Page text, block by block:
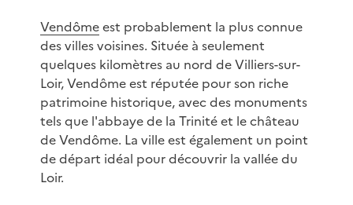
Vendômeest probablement la plus connue
des villes voisines. Située à seulement
quelques kilomètres au nord de Villiers-sur-
Loir, Vendôme est réputée pour son riche
patrimoine historique, avec des monuments
tels que l'abbaye de la Trinité et le château
de Vendôme. La ville est également un point
de départ idéal pour découvrir la vallée du
Loir.